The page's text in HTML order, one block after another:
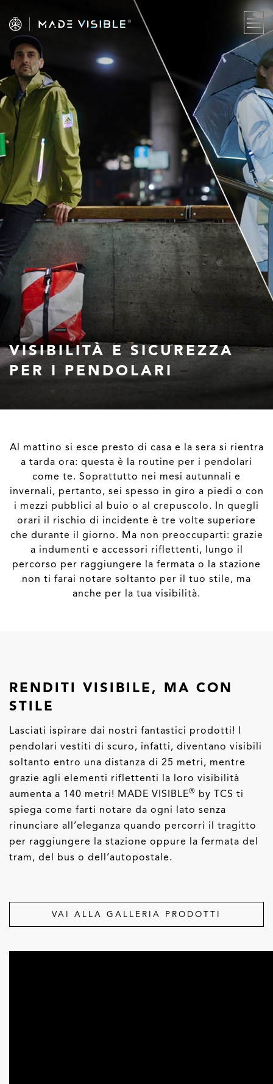
VISIBILITÀ E SICUREZZA
PER I PENDOLARI
Al mattino si esce presto di casa e la sera si rientra
a tarda ora: questa è la routine per i pendolari
come te. Soprattutto nei mesi autunnali e
invernali, pertanto, sei spesso in giro a piedi o con
i mezzi pubblici al buio o al crepuscolo. In quegli
orari il rischio di incidente è tre volte superiore
che durante il giorno. Ma non preoccuparti: grazie
a indumenti e accessori riflettenti, lungo il
percorso per raggiungere la fermata o la stazione
non ti farai notare soltanto per il tuo stile, ma
anche per la tua visibilità.
RENDITI VISIBILE, MA CON
STILE
Lasciati ispirare dai nostri fantastici prodotti! I
pendolari vestiti di scuro, infatti, diventano visibili
soltanto entro una distanza di 25 metri, mentre
grazie agli elementi riflettenti la loro visibilità
aumenta a 140 metri! MADE VISIBLE® by TCS ti
spiega come farti notare da ogni lato senza
rinunciare all’eleganza quando percorri il tragitto
per raggiungere la stazione oppure la fermata del
tram, del bus o dell’autopostale.
VAI ALLA GALLERIA PRODOTTI